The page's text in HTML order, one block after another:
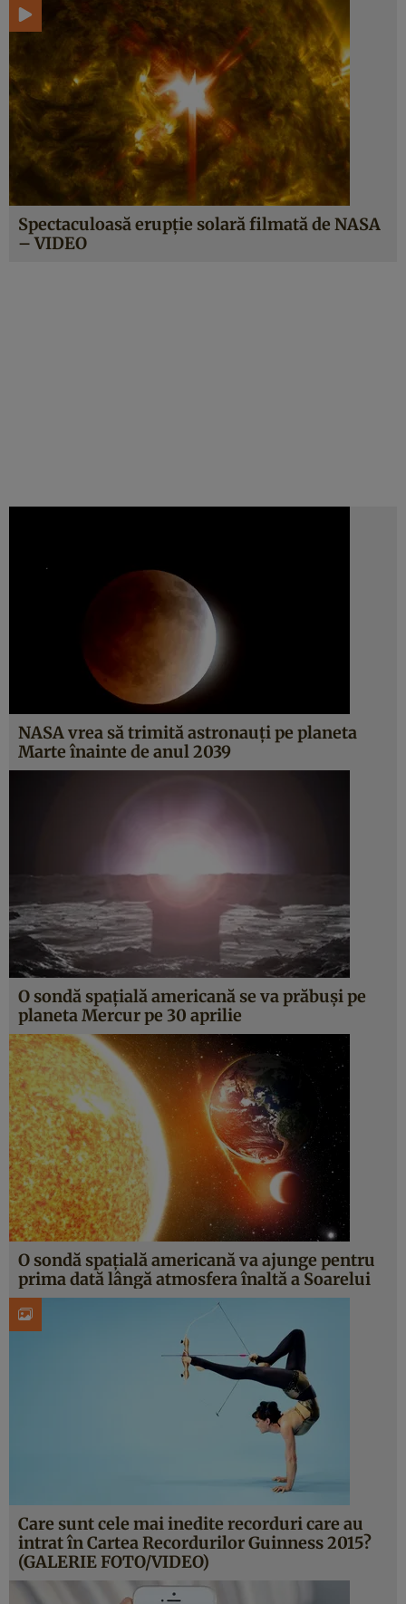
Spectaculoasă erupţie solară filmată de NASA
– VIDEO
NASA vrea să trimită astronauţi pe planeta
Marte înainte de anul 2039
O sondă spaţială americană se va prăbuşi pe
planeta Mercur pe 30 aprilie
O sondă spaţială americană va ajunge pentru
prima dată lângă atmosfera înaltă a Soarelui
Care sunt cele mai inedite recorduri care au
intrat în Cartea Recordurilor Guinness 2015?
(GALERIE FOTO/VIDEO)